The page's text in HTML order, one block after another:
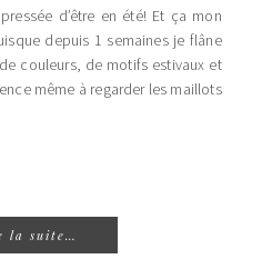
d’être en été! Et ça mon
depuis 1 semaines je flâne
couleurs, de motifs estivaux et
même à regarder les maillots
la suite…